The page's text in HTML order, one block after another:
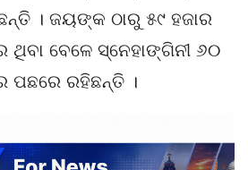
। ଜୟଙ୍କ ଠାରୁ ୫୯ ହଜାର
ଥିବା ବେଳେ ସ୍ନେହାଙ୍ଗିନୀ ୬୦
ପଛରେ ରହିଛନ୍ତି ।